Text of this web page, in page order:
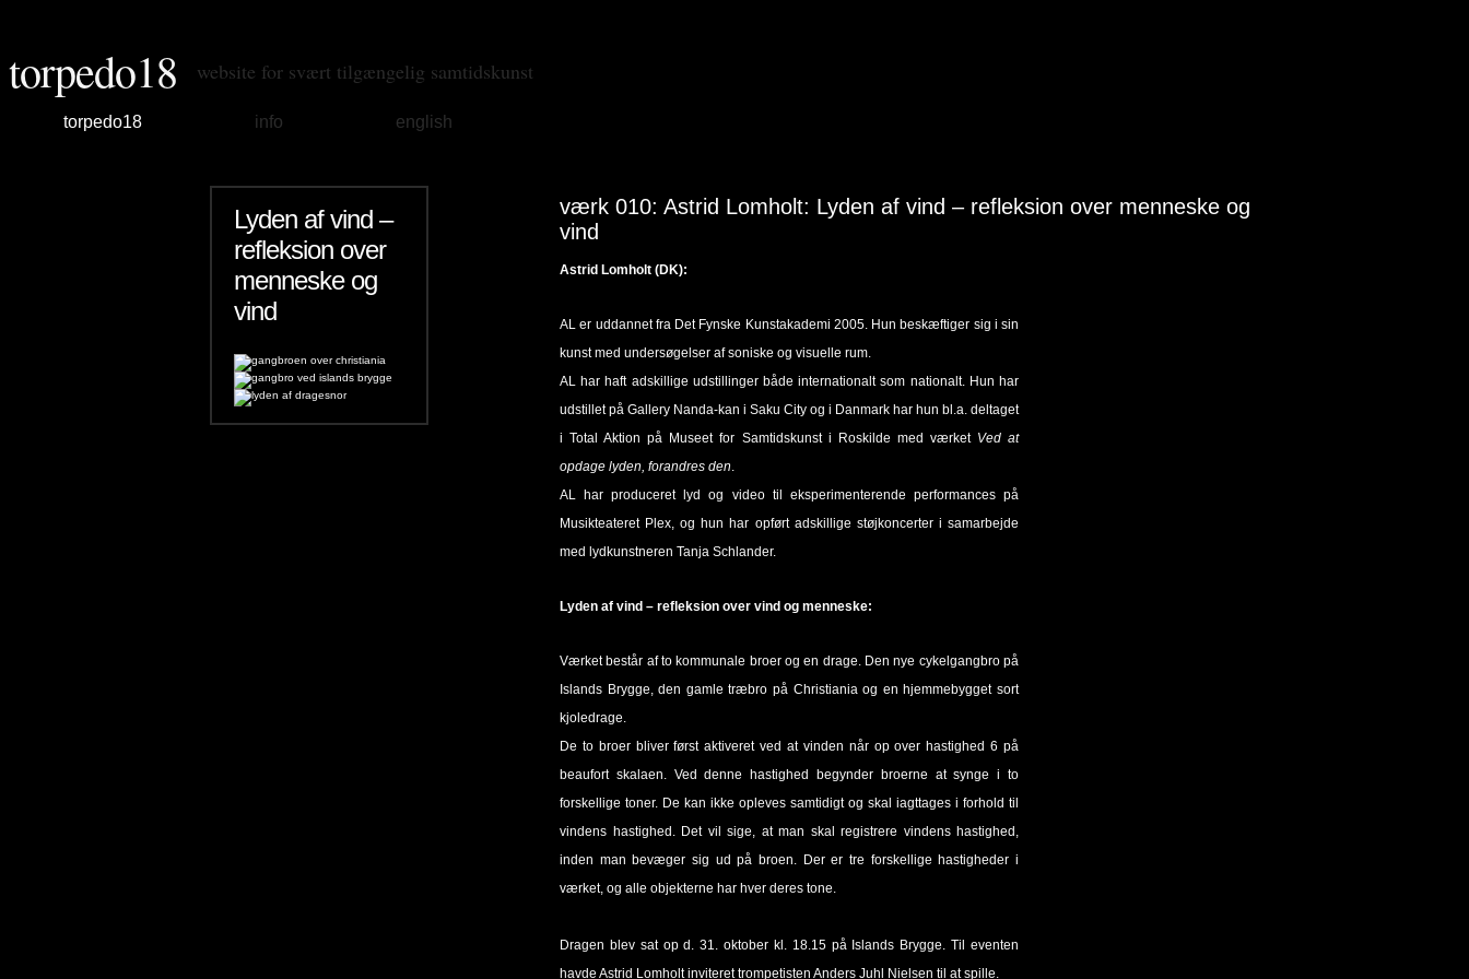
torpedo18 website for svært tilgængelig samtidskunst
torpedo18 info english
Lyden af vind –
refleksion over
menneske og
vind
værk 010: Astrid Lomholt: Lyden af vind – refleksion over menneske og
vind
Astrid Lomholt (DK):
AL er uddannet fra Det Fynske Kunstakademi 2005. Hun beskæftiger sig i sin
kunst med undersøgelser af soniske og visuelle rum.
AL har haft adskillige udstillinger både internationalt som nationalt. Hun har
udstillet på Gallery Nanda-kan i Saku City og i Danmark har hun bl.a. deltaget
i Total Aktion på Museet for Samtidskunst i Roskilde med værket Ved at
opdage lyden, forandres den.
AL har produceret lyd og video til eksperimenterende performances på
Musikteateret Plex, og hun har opført adskillige støjkoncerter i samarbejde
med lydkunstneren Tanja Schlander.
Lyden af vind – refleksion over vind og menneske:
Værket består af to kommunale broer og en drage. Den nye cykelgangbro på
Islands Brygge, den gamle træbro på Christiania og en hjemmebygget sort
kjoledrage.
De to broer bliver først aktiveret ved at vinden når op over hastighed 6 på
beaufort skalaen. Ved denne hastighed begynder broerne at synge i to
forskellige toner. De kan ikke opleves samtidigt og skal iagttages i forhold til
vindens hastighed. Det vil sige, at man skal registrere vindens hastighed,
inden man bevæger sig ud på broen. Der er tre forskellige hastigheder i
værket, og alle objekterne har hver deres tone.
Dragen blev sat op d. 31. oktober kl. 18.15 på Islands Brygge. Til eventen
havde Astrid Lomholt inviteret trompetisten Anders Juhl Nielsen til at spille.